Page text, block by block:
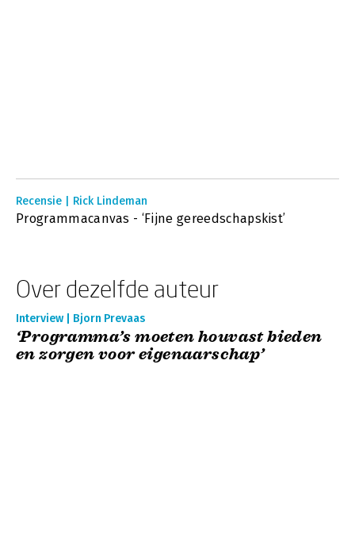
Recensie | Rick Lindeman
Programmacanvas - ‘Fijne gereedschapskist’
Over dezelfde auteur
Interview | Bjorn Prevaas
‘Programma’s moeten houvast bieden
en zorgen voor eigenaarschap’